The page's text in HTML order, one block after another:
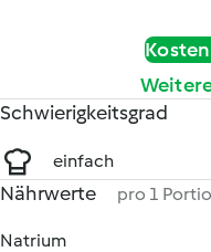
Schwierigkeitsgrad
einfach
Nährwerte pro 1
Natrium